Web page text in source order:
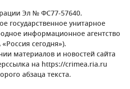
Эл № ФС77-57640.
государственное унитарное
информационное агентство
сегодня»).
материалов и новостей сайта
на https://crimea.ria.ru
абзаца текста.